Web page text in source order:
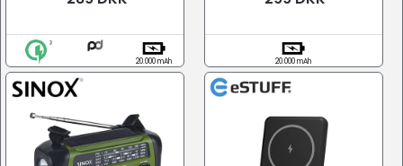
20.000 mAh 20.000 mAh